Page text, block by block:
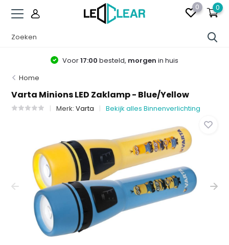
0 0
Voor17:00 besteld, morgen in huis
Home
Varta Minions LED Zaklamp - Blue/Yellow
Merk:Varta Bekijk alles Binnenverlichting